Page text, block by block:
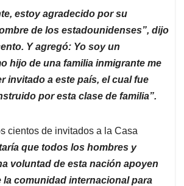
estoy agradecido por su
de los estadounidenses”, dijo
Y agregó: Yo soy un
hijo de una familia inmigrante me
invitado a este país, el cual fue
por esta clase de familia”.
cientos de invitados a la Casa
que todos los hombres y
voluntad de esta nación apoyen
la comunidad internacional para